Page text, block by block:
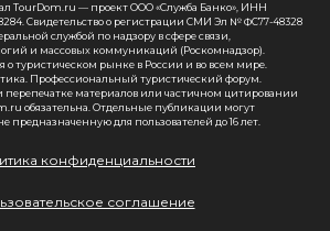
TourDom.ru — проект ООО «Служба Банко», ИНН
Свидетельство о регистрации СМИ Эл № ФС77-48328
службой по надзору в сфере связи,
и массовых коммуникаций (Роскомнадзор).
туристическом рынке в России и во всем мире.
Профессиональный туристический форум.
материалов или частичном цитировании
обязательна. Отдельные публикации могут
предназначенную для пользователей до 16 лет.
конфиденциальности
соглашение